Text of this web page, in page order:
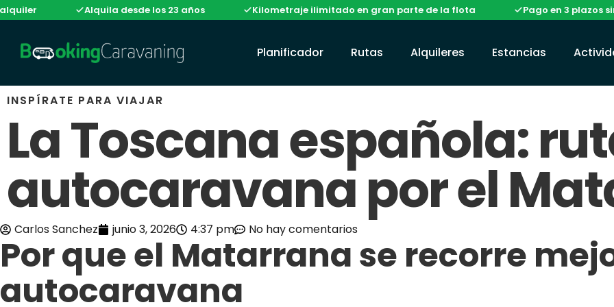
Alquila desde los 23 años Kilometraje ilimitado en gran parte de la flota Pago en 3 plazos sin coste
Planificador Rutas Alquileres Estancias
INSPÍRATE PARA VIAJAR
La Toscana española:
autocaravana por el
Carlos Sanchez junio 3, 2026 4:37 pm No hay comentarios
Por que el Matarrana se recorre
autocaravana